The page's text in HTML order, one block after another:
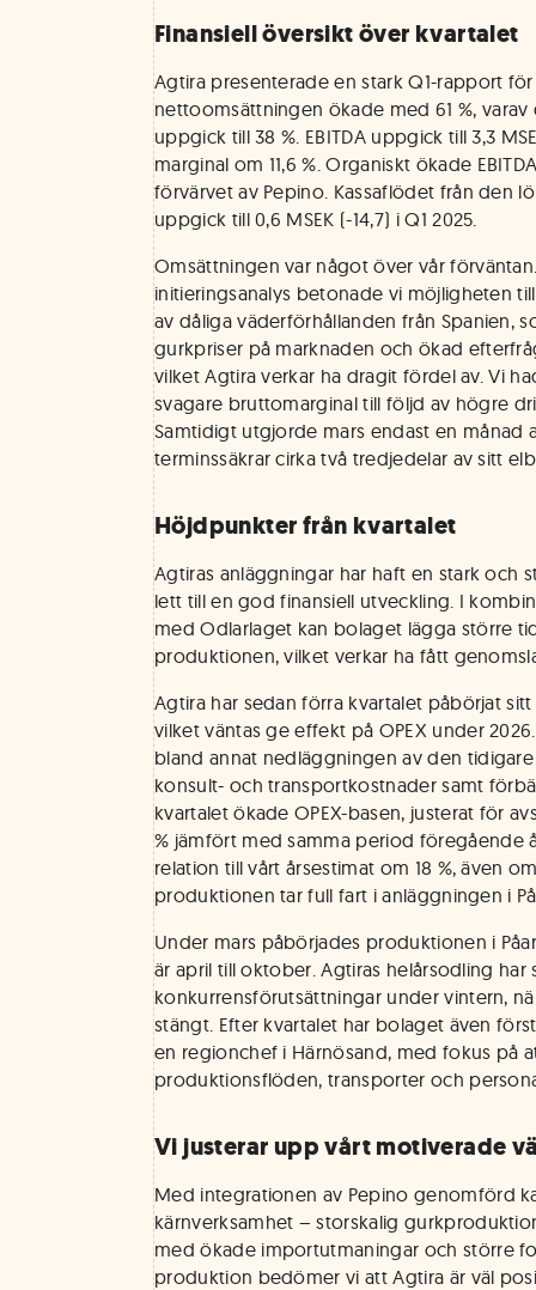
Finansiell översikt över kvartalet
Agtira presenterade en stark Q1-rapport
nettoomsättningen ökade med 61 %,
uppgick till 38 %. EBITDA uppgick till 3,3
marginal om 11,6 %. Organiskt ökade
förvärvet av Pepino. Kassaflödet från den
uppgick till 0,6 MSEK (-14,7) i Q1 2025.
Omsättningen var något över vår
initieringsanalys betonade vi möjligheten
av dåliga väderförhållanden från Spanien,
gurkpriser på marknaden och ökad
vilket Agtira verkar ha dragit fördel av. Vi
svagare bruttomarginal till följd av högre
Samtidigt utgjorde mars endast en månad
terminssäkrar cirka två tredjedelar av sitt
Höjdpunkter från kvartalet
Agtiras anläggningar har haft en stark och
lett till en god finansiell utveckling. I
med Odlarlaget kan bolaget lägga större
produktionen, vilket verkar ha fått
Agtira har sedan förra kvartalet påbörjat
vilket väntas ge effekt på OPEX under
bland annat nedläggningen av den
konsult- och transportkostnader samt
kvartalet ökade OPEX-basen, justerat för
% jämfört med samma period föregående
relation till vårt årsestimat om 18 %, även
produktionen tar full fart i anläggningen i
Under mars påbörjades produktionen i
är april till oktober. Agtiras helårsodling
konkurrensförutsättningar under vintern,
stängt. Efter kvartalet har bolaget även
en regionchef i Härnösand, med fokus på
produktionsflöden, transporter och
Vi justerar upp vårt motiverade
Med integrationen av Pepino genomförd
kärnverksamhet – storskalig
med ökade importutmaningar och större
produktion bedömer vi att Agtira är väl